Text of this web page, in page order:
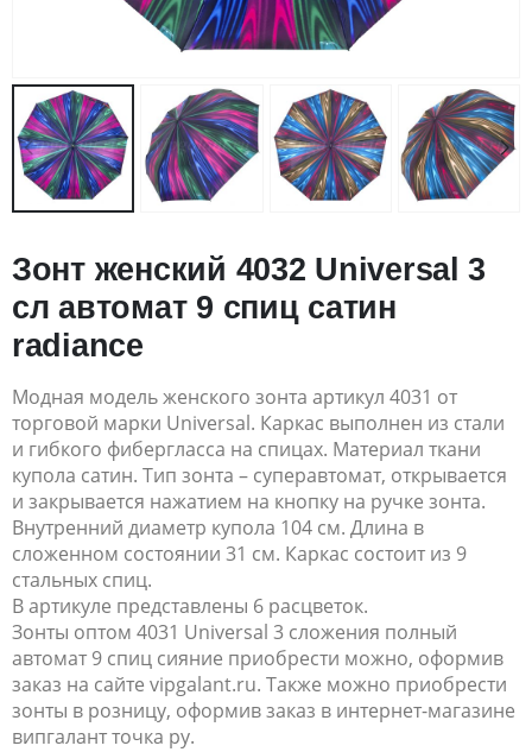
Зонт женский 4032 Universal 3
сл автомат 9 спиц сатин
radiance
Модная модель женского зонта артикул 4031 от
торговой марки Universal. Каркас выполнен из стали
и гибкого фибергласса на спицах. Материал ткани
купола сатин. Тип зонта – суперавтомат, открывается
и закрывается нажатием на кнопку на ручке зонта.
Внутренний диаметр купола 104 см. Длина в
сложенном состоянии 31 см. Каркас состоит из 9
стальных спиц.
В артикуле представлены 6 расцветок.
Зонты оптом 4031 Universal 3 сложения полный
автомат 9 спиц сияние приобрести можно, оформив
заказ на сайте vipgalant.ru. Также можно приобрести
зонты в розницу, оформив заказ в интернет-магазине
випгалант точка ру.